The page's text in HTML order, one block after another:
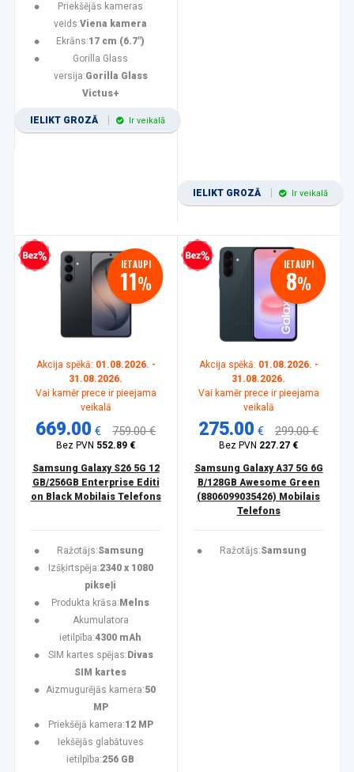
Priekšējās kameras
veids:Viena kamera
Ekrāns:17 cm (6.7")
Gorilla Glass
versija:Gorilla Glass
Victus+
IELIKT GROZĀ Ir veikalā
IELIKT GROZĀ Ir veikalā
kredīts IETAUPI
11%
Akcija spēkā: 01.08.2026. -
31.08.2026.
Vai kamēr prece ir pieejama
veikalā
669.00 € 759.00 €
Bez PVN 552.89 €
Samsung Galaxy S26 5G 12
GB/256GB Enterprise Editi
on Black Mobilais Telefons
Ražotājs:Samsung
Izšķirtspēja:2340 x 1080
pikseļi
Produkta krāsa: Melns
Akumulatora
ietilpība:4300 mAh
SIM kartes spējas: Divas
SIM kartes
Aizmugurējās kamera:50
MP
Priekšējā kamera:12 MP
Iekšējās glabātuves
ietilpība:256 GB
Bezprocentu kredīts IETAUPI
8%
Akcija spēkā: 01.08.2026. -
31.08.2026.
Vai kamēr prece ir pieejama
veikalā
275.00 € 299.00 €
Bez PVN 227.27 €
Samsung Galaxy A37 5G 6G
B/128GB Awesome Green
(8806099035426) Mobilais
Telefons
Ražotājs:Samsung